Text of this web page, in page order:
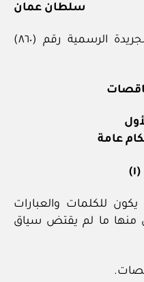
سلطان عمان
نشر هذا المرسوم في عدد الجريدة الرسمية رقم (٨٦٠)
عامة
للكلمات والعبارات
منها ما لم يقتض سياق